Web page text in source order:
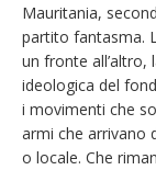
Mauritania,
partito fantasma.
un fronte all’altro,
ideologica del
i movimenti che
armi che arrivano
o locale. Che